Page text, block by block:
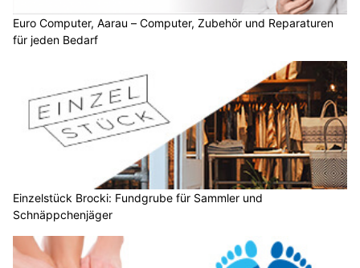
Euro Computer, Aarau – Computer, Zubehör und Reparaturen
für jeden Bedarf
Einzelstück Brocki: Fundgrube für Sammler und
Schnäppchenjäger